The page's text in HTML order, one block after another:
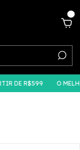
O MELHOR PREÇO DO